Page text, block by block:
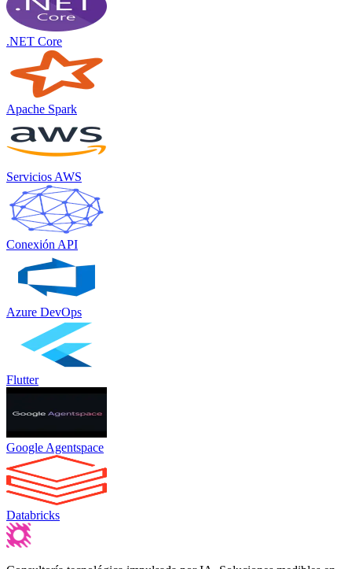
.NET Core
Apache Spark
Servicios AWS
Conexión API
Azure DevOps
Flutter
Google Agentspace
Databricks